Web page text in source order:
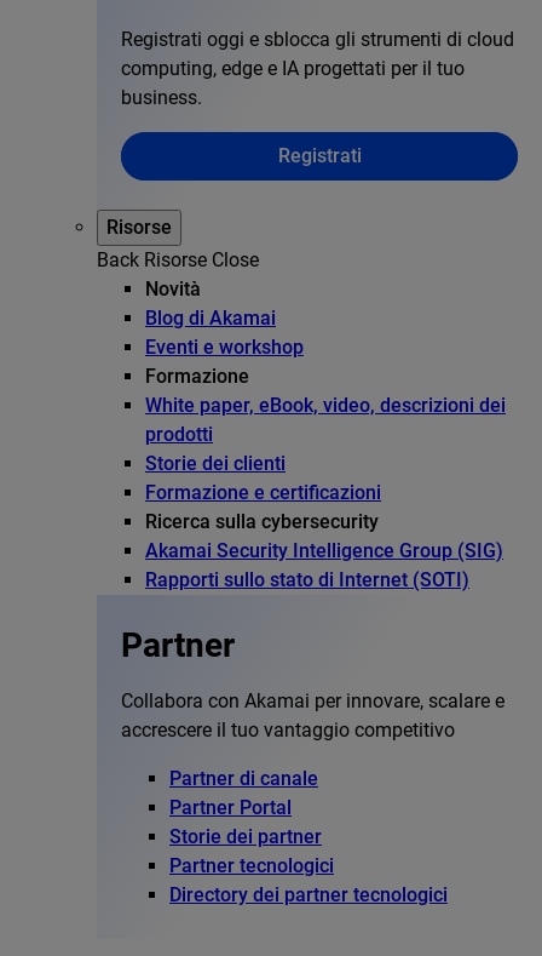
Registrati oggi e sblocca gli strumenti di cloud
computing, edge e IA progettati per il tuo
business.
Registrati
Risorse
Back Risorse Close
Novità
Blog di Akamai
Eventi e workshop
Formazione
White paper, eBook, video, descrizioni dei
prodotti
Storie dei clienti
Formazione e certificazioni
Ricerca sulla cybersecurity
Akamai Security Intelligence Group (SIG)
Rapporti sullo stato di Internet (SOTI)
Partner
Collabora con Akamai per innovare, scalare e
accrescere il tuo vantaggio competitivo
Partner di canale
Partner Portal
Storie dei partner
Partner tecnologici
Directory dei partner tecnologici